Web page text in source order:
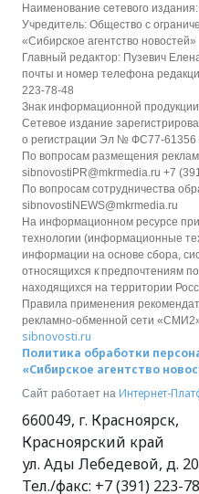
Наименование сетевого
Учредитель: Общество с
«Сибирское агентство новостей»
Главный редактор: Пузевич
почты и номер телефона
223-78-48
Знак информационной
Сетевое издание
о регистрации Эл № ФС77-61356
По вопросам размещения
sibnovostiPR@mkrmedia.ru +7
По вопросам сотрудничества
sibnovostiNEWS@mkrmedia.ru
На информационном ресурсе
технологии (информационные
информации на основе сбора,
относящихся к предпочтениям
находящихся на территории
Правила применения
рекламно-обменной сети
sibnovosti.ru
Политика обработки
«Сибирское агентство
Сайт работает на Интернет-
660049, г. Красноярск,
Красноярский край
ул. Ады Лебедевой, д.
Тел./факс: +7 (391) 223-